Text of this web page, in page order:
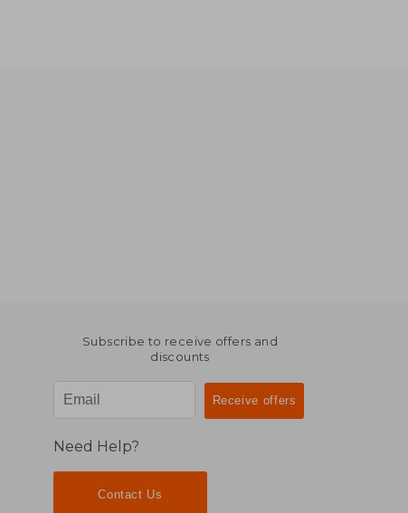
Subscribe to receive offers and
discounts
Need Help?
Contact Us